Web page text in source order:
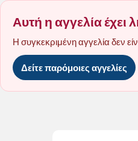
Αυτή η αγγελία έχει
Η συγκεκριμένη αγγελία δεν
Δείτε παρόμοιες αγγελίες